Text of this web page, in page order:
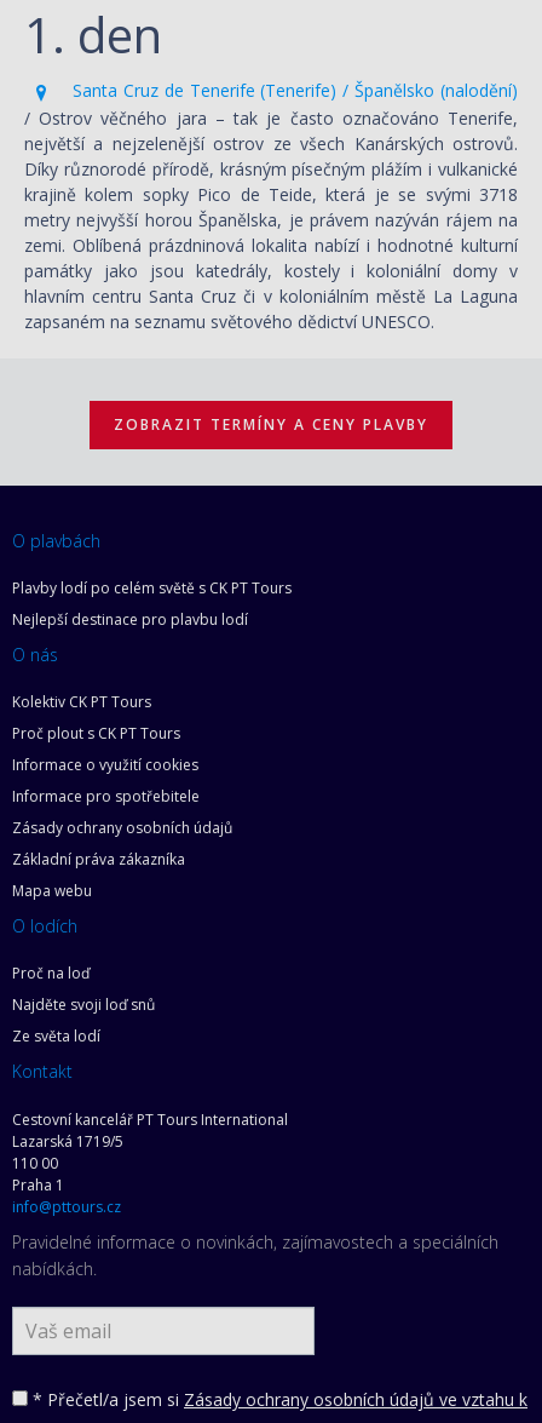
1. den
Santa Cruz de Tenerife (Tenerife) / Španělsko (nalodění)
/ Ostrov věčného jara – tak je často označováno Tenerife,
největší a nejzelenější ostrov ze všech Kanárských ostrovů.
Díky různorodé přírodě, krásným písečným plážím i vulkanické
krajině kolem sopky Pico de Teide, která je se svými 3718
metry nejvyšší horou Španělska, je právem nazýván rájem na
zemi. Oblíbená prázdninová lokalita nabízí i hodnotné kulturní
památky jako jsou katedrály, kostely i koloniální domy v
hlavním centru Santa Cruz či v koloniálním městě La Laguna
zapsaném na seznamu světového dědictví UNESCO.
ZOBRAZIT TERMÍNY A CENY PLAVBY
O plavbách
Plavby lodí po celém světě s CK PT Tours
Nejlepší destinace pro plavbu lodí
O nás
Kolektiv CK PT Tours
Proč plout s CK PT Tours
Informace o využití cookies
Informace pro spotřebitele
Zásady ochrany osobních údajů
Základní práva zákazníka
Mapa webu
O lodích
Proč na loď
Najděte svoji loď snů
Ze světa lodí
Kontakt
Cestovní kancelář PT Tours International
Lazarská 1719/5
110 00
Praha 1
info@pttours.cz
Pravidelné informace o novinkách, zajímavostech a speciálních
nabídkách.
* Přečetl/a jsem si Zásady ochrany osobních údajů ve vztahu k